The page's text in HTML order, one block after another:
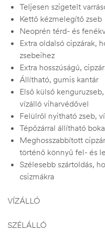
Teljesen szigetelt
Kettő kézmelegítő zseb
Neoprén térd- és
Extra oldalsó cipzárak,
zsebeihez
Extra hosszúságú,
Állítható, gumis kantár
Első külső
vízálló viharvédővel
Felülről nyitható zseb,
Tépőzárral állítható
Meghosszabbított
történő könnyű fel- és
Szélesebb szártoldás,
csizmákra
VÍZÁLLÓ
SZÉLÁLLÓ